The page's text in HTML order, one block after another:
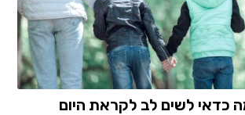
כדאי לשים לב לקראת היום